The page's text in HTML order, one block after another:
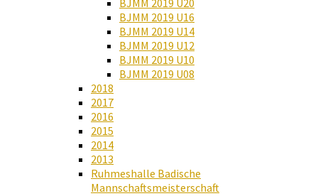
BJMM 2019 U20
BJMM 2019 U16
BJMM 2019 U14
BJMM 2019 U12
BJMM 2019 U10
BJMM 2019 U08
2018
2017
2016
2015
2014
2013
Ruhmeshalle Badische
Mannschaftsmeisterschaft